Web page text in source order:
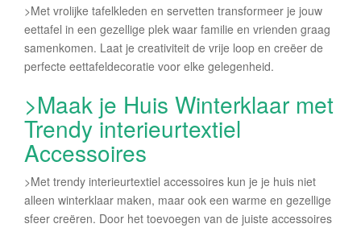
>Met vrolijke tafelkleden en servetten transformeer je jouw
eettafel in een gezellige plek waar familie en vrienden graag
samenkomen. Laat je creativiteit de vrije loop en creëer de
perfecte eettafeldecoratie voor elke gelegenheid.
>Maak je Huis Winterklaar met
Trendy interieurtextiel
Accessoires
>Met trendy interieurtextiel accessoires kun je je huis niet
alleen winterklaar maken, maar ook een warme en gezellige
sfeer creëren. Door het toevoegen van de juiste accessoires